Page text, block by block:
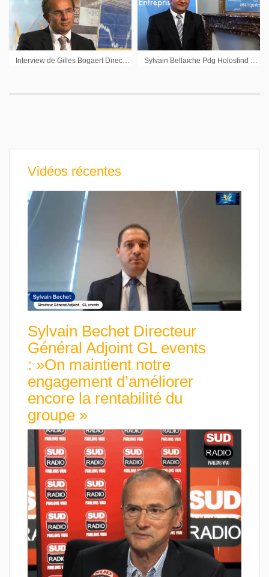
Vidéos récentes
Sylvain Bechet Directeur
Général Adjoint GL events
: »On maintient notre
engagement d’améliorer
encore la rentabilité du
groupe »